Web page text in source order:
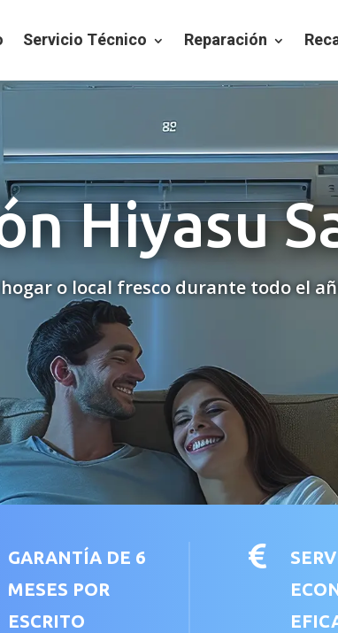
Servicio Técnico Reparación
Hiyasu
o local fresco durante todo el
GARANTÍA DE 6
MESES POR
ESCRITO
